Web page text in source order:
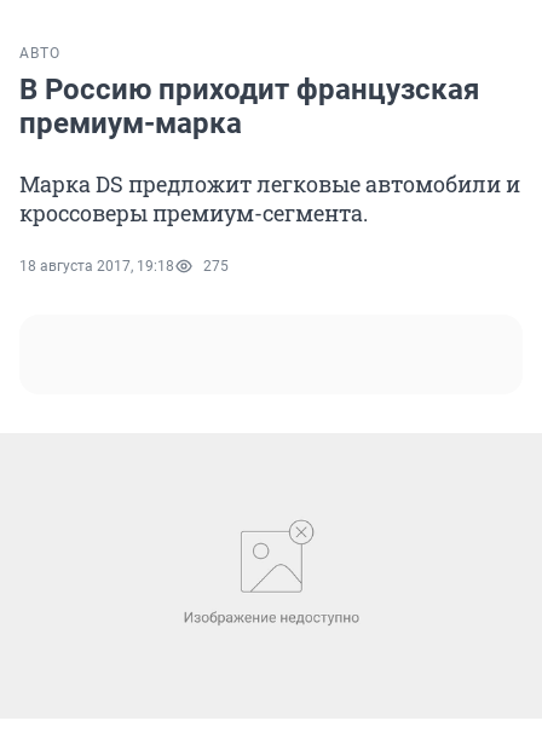
АВТО
В Россию приходит французская
премиум-марка
Марка DS предложит легковые автомобили и
кроссоверы премиум-сегмента.
18 августа 2017, 19:18 275